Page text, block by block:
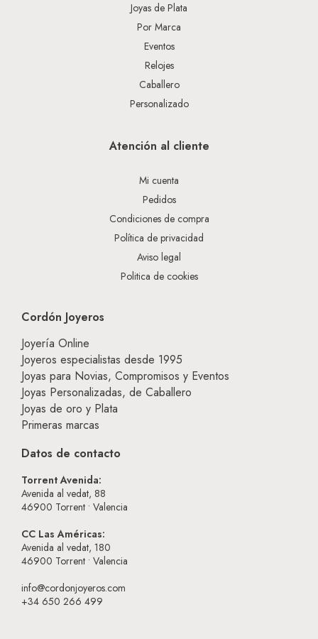
Joyas de Plata
Por Marca
Eventos
Relojes
Caballero
Personalizado
Atención al cliente
Mi cuenta
Pedidos
Condiciones de compra
Política de privacidad
Aviso legal
Politica de cookies
Cordón Joyeros
Joyería Online
Joyeros especialistas desde 1995
Joyas para Novias, Compromisos y Eventos
Joyas Personalizadas, de Caballero
Joyas de oro y Plata
Primeras marcas
Datos de contacto
Torrent Avenida:
Avenida al vedat, 88
46900 Torrent • Valencia
CC Las Américas:
Avenida al vedat, 180
46900 Torrent • Valencia
info@cordonjoyeros.com
+34 650 266 499